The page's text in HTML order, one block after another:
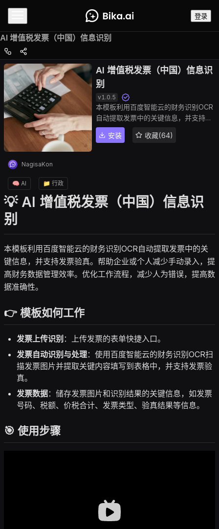
登录
AI 增值税发票（中国）信息识别
AI 增值税发票（中国）信息识
别
v1.0.5
本模板利用百度智能云的财务识别OCR
自动提取发票中的关键信息，并支持发
票验真。帮助企业或个人减少手动录
入，提高财务数据管理效率。优化工作
安装 收藏(64)
NagisaKon
🧠 AI 📁 行政
💡 AI 增值税发票（中国）信息识
别
本模板利用百度智能云的财务识别OCR自动提取发票中的关
键信息，并支持发票验真。帮助企业或个人减少手动录入，提
高财务数据管理效率。优化工作流程，减少人为错误，提高数
据准确性。
👉 模板如何工作
发票上传识别 ：上传发票的表单快捷入口。
发票自动识别与处理：使用百度智能云的财务识别OCR扫
描发票图片并提取关键内容填写到表格中，并支持发票验
真。
发票数据：储存发票图片和识别结果的关键信息，如发票
号码、税额、价税合计、发票类型、验真结果等信息。
🎯 使用步骤